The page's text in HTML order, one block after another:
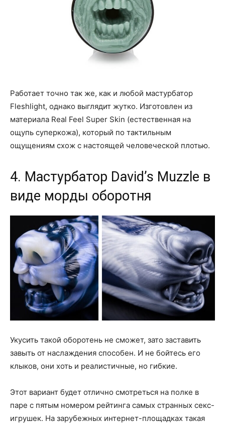
Работает точно так же, как и любой мастурбатор
Fleshlight, однако выглядит жутко. Изготовлен из
материала Real Feel Super Skin (естественная на
ощупь суперкожа), который по тактильным
ощущениям схож с настоящей человеческой плотью.
4. Мастурбатор David’s Muzzle в
виде морды оборотня
Укусить такой оборотень не сможет, зато заставить
завыть от наслаждения способен. И не бойтесь его
клыков, они хоть и реалистичные, но гибкие.
Этот вариант будет отлично смотреться на полке в
паре с пятым номером рейтинга самых странных секс-
игрушек. На зарубежных интернет-площадках такая